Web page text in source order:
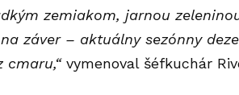
zemiakom, jarnou
záver – aktuálny sezónny
cmaru,“vymenoval šéfkuchár